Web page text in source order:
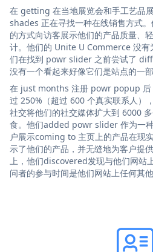
在 getting 在当地展览会和手工艺品
shades 正在寻找一种在线销售方式
的方式向访客展示他们的产品质量、
计。他们的 Unite U Commerce 没有
们在找到 powr slider 之前尝试了
没有一个看起来好像它们是站点的一
在 just months 注册 powr popup 后
过 250%（超过 600 个真实联系人
社交将他们的社交媒体扩大到 6000
食。他们added powr slider 作为一
户展示coming to 主页上的产品在现
示了他们的产品，并无缝地为客户提
上，他们discovered发现与他们网站
问者的参与时间是他们网站上任何其他